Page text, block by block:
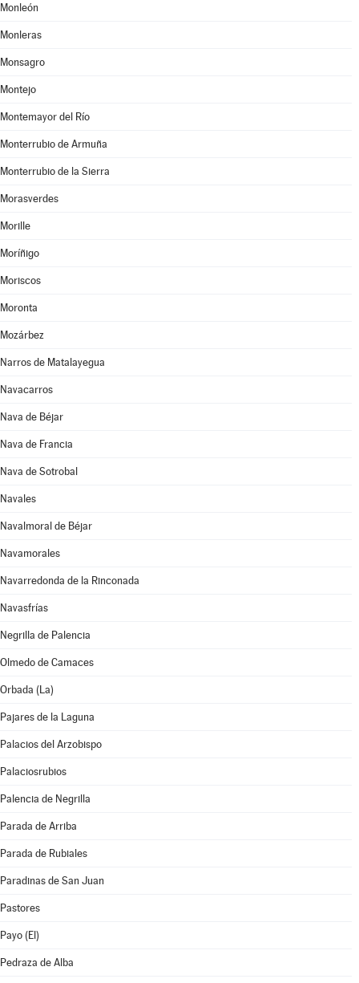
Monleón
Monleras
Monsagro
Montejo
Montemayor del Río
Monterrubio de Armuña
Monterrubio de la Sierra
Morasverdes
Morille
Moríñigo
Moriscos
Moronta
Mozárbez
Narros de Matalayegua
Navacarros
Nava de Béjar
Nava de Francia
Nava de Sotrobal
Navales
Navalmoral de Béjar
Navamorales
Navarredonda de la Rinconada
Navasfrías
Negrilla de Palencia
Olmedo de Camaces
Orbada (La)
Pajares de la Laguna
Palacios del Arzobispo
Palaciosrubios
Palencia de Negrilla
Parada de Arriba
Parada de Rubiales
Paradinas de San Juan
Pastores
Payo (El)
Pedraza de Alba